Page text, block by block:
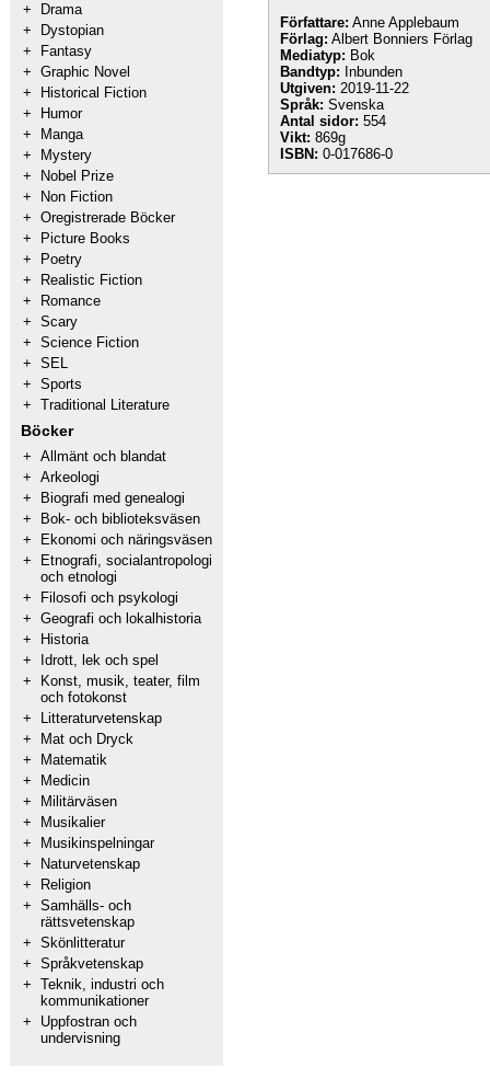
+
Drama
+
Dystopian
+
Fantasy
+ Graphic Novel
+
Historical Fiction
+
Humor
+
Manga
+
Mystery
+
Nobel Prize
+
Non Fiction
+ Oregistrerade Böcker
+
Picture Books
+
Poetry
+
Realistic Fiction
+
Romance
+ Scary
+ Science Fiction
+ SEL
+ Sports
+ Traditional Literature
Böcker
+ Allmänt och blandat
+ Arkeologi
+
Biografi med genealogi
+
Bok- och biblioteksväsen
+
Ekonomi och näringsväsen
+
Etnografi, socialantropologi
och etnologi
+
Filosofi och psykologi
+ Geografi och lokalhistoria
+
Historia
+
Idrott, lek och spel
+
Konst, musik, teater, film
och fotokonst
+
Litteraturvetenskap
+
Mat och Dryck
+
Matematik
+
Medicin
+
Militärväsen
+
Musikalier
+
Musikinspelningar
+
Naturvetenskap
+
Religion
+ Samhälls- och
rättsvetenskap
+ Skönlitteratur
+ Språkvetenskap
+ Teknik, industri och
kommunikationer
+
Uppfostran och
undervisning
Författare: Anne Applebaum
Förlag: Albert Bonniers Förlag
Mediatyp: Bok
Bandtyp: Inbunden
Utgiven: 2019-11-22
Språk: Svenska
Antal sidor: 554
Vikt: 869g
ISBN: 0-017686-0